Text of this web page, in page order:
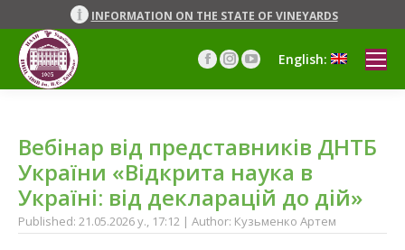
INFORMATION ON THE STATE OF VINEYARDS
Facebook
page
new
Instagram
page
new
YouTube
page
new
English:
Вебінар від представників ДНТБ
України «Відкрита наука в
Україні: від декларацій до дій»
Published: 21.05.2026 y., 17:12 | Author: Кузьменко Артем